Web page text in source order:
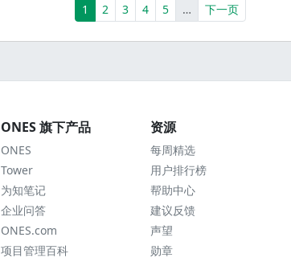
1 (current)
2 3 4 5 …More下一页
ONES 旗下产品
ONES
Tower
为知笔记
企业问答
ONES.com
项目管理百科
资源
每周精选
用户排行榜
帮助中心
建议反馈
声望
勋章